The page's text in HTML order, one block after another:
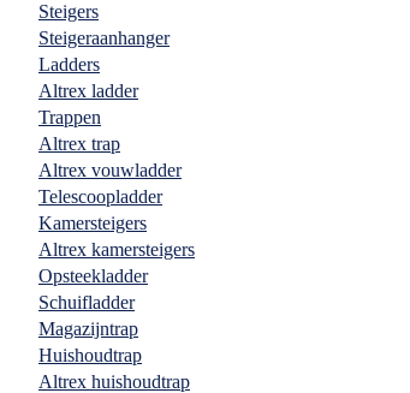
Steigers
Steigeraanhanger
Ladders
Altrex ladder
Trappen
Altrex trap
Altrex vouwladder
Telescoopladder
Kamersteigers
Altrex kamersteigers
Opsteekladder
Schuifladder
Magazijntrap
Huishoudtrap
Altrex huishoudtrap